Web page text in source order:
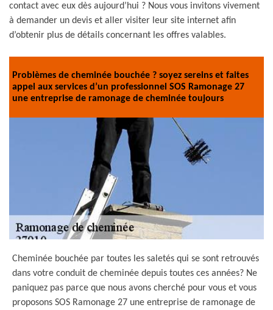
contact avec eux dès aujourd’hui ? Nous vous invitons vivement
à demander un devis et aller visiter leur site internet afin
d’obtenir plus de détails concernant les offres valables.
Problèmes de cheminée bouchée ? soyez sereins et faites
appel aux services d’un professionnel SOS Ramonage 27
une entreprise de ramonage de cheminée toujours
Cheminée bouchée par toutes les saletés qui se sont retrouvés
dans votre conduit de cheminée depuis toutes ces années? Ne
paniquez pas parce que nous avons cherché pour vous et vous
proposons SOS Ramonage 27 une entreprise de ramonage de